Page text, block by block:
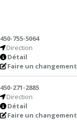
450-755-5064
Direction
Détail
Faire un changement
450-271-2885
Direction
Détail
Faire un changement